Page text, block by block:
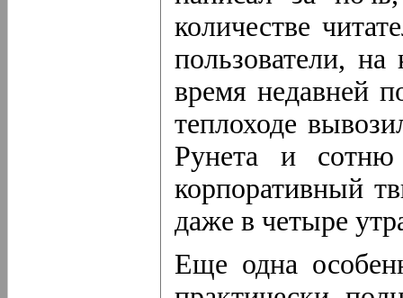
количестве
пользователи,
время недавней
теплоходе
Рунета и
корпоративный
даже в четыре
Еще одна